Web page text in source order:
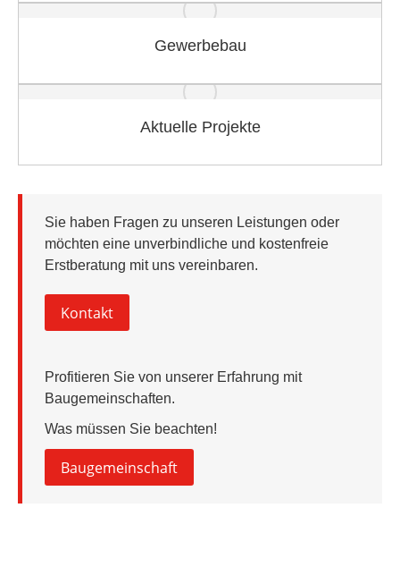
Gewerbebau
Aktuelle Projekte
Sie haben Fragen zu unseren Leistungen oder
möchten eine unverbindliche und kostenfreie
Erstberatung mit uns vereinbaren.
Kontakt
Profitieren Sie von unserer Erfahrung mit
Baugemeinschaften.
Was müssen Sie beachten!
Baugemeinschaft